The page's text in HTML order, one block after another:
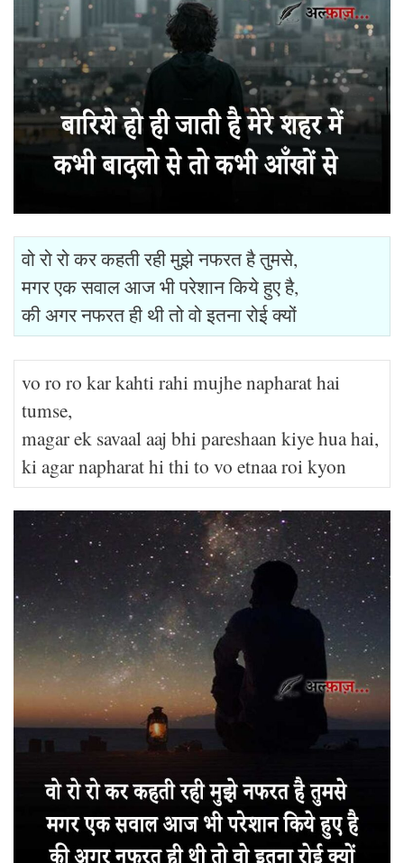
वो रो रो कर कहती रही मुझे नफरत है तुमसे,
मगर एक सवाल आज भी परेशान किये हुए है,
की अगर नफरत ही थी तो वो इतना रोई क्यों
vo ro ro kar kahti rahi mujhe napharat hai
tumse,
magar ek savaal aaj bhi pareshaan kiye hua hai,
ki agar napharat hi thi to vo etnaa roi kyon